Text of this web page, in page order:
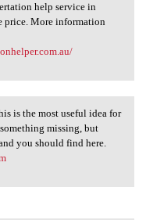
help service in
price. More information
this is
is the most useful idea for
missing, but
you should find here.